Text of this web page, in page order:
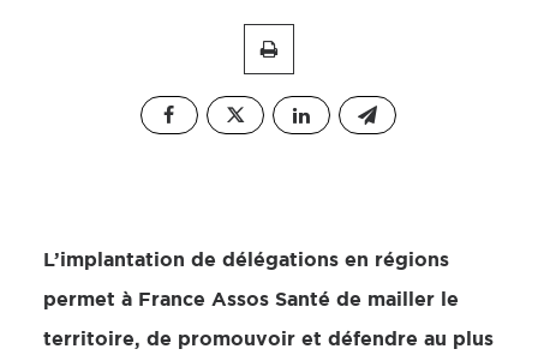
L’implantation de délégations en régions
permet à France Assos Santé de mailler le
territoire, de promouvoir et défendre au plus